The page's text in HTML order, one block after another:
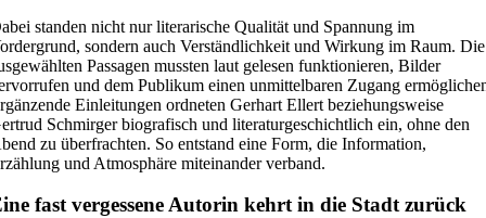
standen nicht nur literarische Qualität und Spannung im
sondern auch Verständlichkeit und Wirkung im Raum. Die
Passagen mussten laut gelesen funktionieren, Bilder
und dem Publikum einen unmittelbaren Zugang
Einleitungen ordneten Gerhart Ellert beziehungsweise
Schmirger biografisch und literaturgeschichtlich ein, ohne den
zu überfrachten. So entstand eine Form, die Information,
und Atmosphäre miteinander verband.
fast vergessene Autorin kehrt in die Stadt zurück